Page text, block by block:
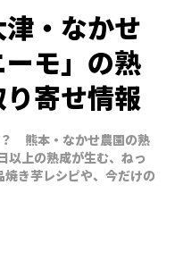
・なかせ
モ」の熟
寄せ情報
熊本・なかせ農園の熟
以上の熟成が生む、ねっ
き芋レシピや、今だけの